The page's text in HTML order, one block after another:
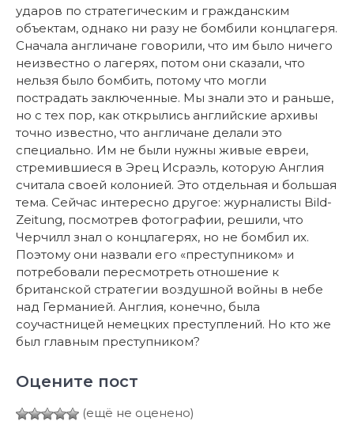
ударов по стратегическим и гражданским
объектам, однако ни разу не бомбили концлагеря.
Сначала англичане говорили, что им было ничего
неизвестно о лагерях, потом они сказали, что
нельзя было бомбить, потому что могли
пострадать заключенные. Мы знали это и раньше,
но с тех пор, как открылись английские архивы
точно известно, что англичане делали это
специально. Им не были нужны живые евреи,
стремившиеся в Эрец Исраэль, которую Англия
считала своей колонией. Это отдельная и большая
тема. Сейчас интересно другое: журналисты Bild-
Zeitung, посмотрев фотографии, решили, что
Черчилл знал о концлагерях, но не бомбил их.
Поэтому они назвали его «преступником» и
потребовали пересмотреть отношение к
британской стратегии воздушной войны в небе
над Германией. Англия, конечно, была
соучастницей немецких преступлений. Но кто же
был главным преступником?
Оцените пост
(ещё не оценено)